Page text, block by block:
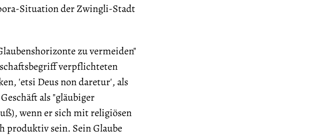
Situation der Zwingli-Stadt
zu vermeiden"
verpflichteten
'etsi Deus non daretur', als
als "gläubiger
wenn er sich mit religiösen
produktiv sein. Sein Glaube